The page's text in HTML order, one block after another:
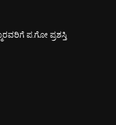
ಪ.ಗೋ ಪ್ರಶಸ್ತಿ